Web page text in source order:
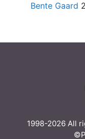
Bente Gaard
1998-2026 All